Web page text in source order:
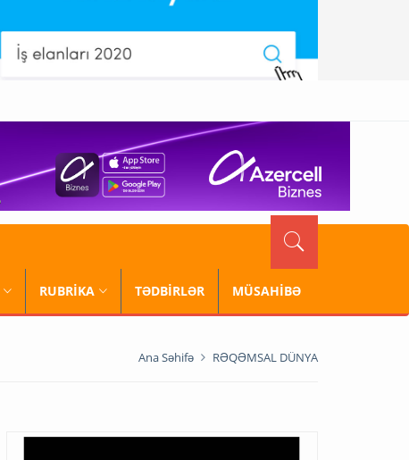
RUBRİKA TƏDBİRLƏR MÜSAHİBƏ
Ana Səhifə RƏQƏMSAL DÜNYA